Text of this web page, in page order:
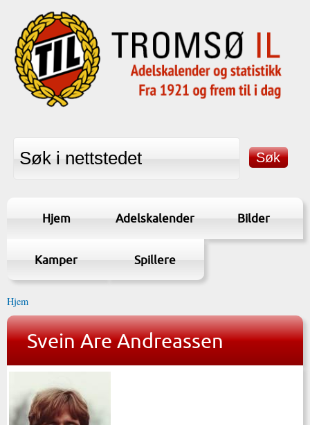
Hjem Adelskalender Bilder
Kamper Spillere
Hjem
Svein Are Andreassen